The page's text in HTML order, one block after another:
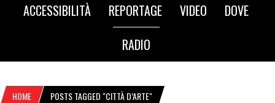
ACCESSIBILITÀ
REPORTAGE VIDEO
DOVE
RADIO
HOME POSTS TAGGED "CITTÀ D’ARTE"